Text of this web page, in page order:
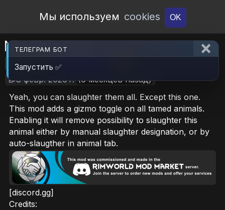
Open Workshop
Мы используем cookies OK
Not This One
🎮RimWorld 📦684.4 KB
📝8 февр. 2026 г. (6 месяцев назад)
Yeah, you can slaughter them all. Except this one.
This mod adds a gizmo toggle on all tamed animals.
Enabling it will remove possibility to slaughter this
animal either by manual slaughter designation, or by
auto-slaugther in animal tab.
[discord.gg]
Credits:
ТЕЛЕГРАМ БОТ
Запустить ✅